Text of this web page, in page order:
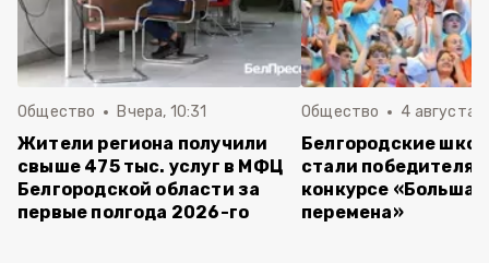
Общество Вчера, 10:31
Жители региона получили
свыше 475 тыс. услуг в МФЦ
Белгородской области за
первые полгода 2026-го
Общество 4 августа ,
Белгородские
стали
конкурсе «Большая
перемена»